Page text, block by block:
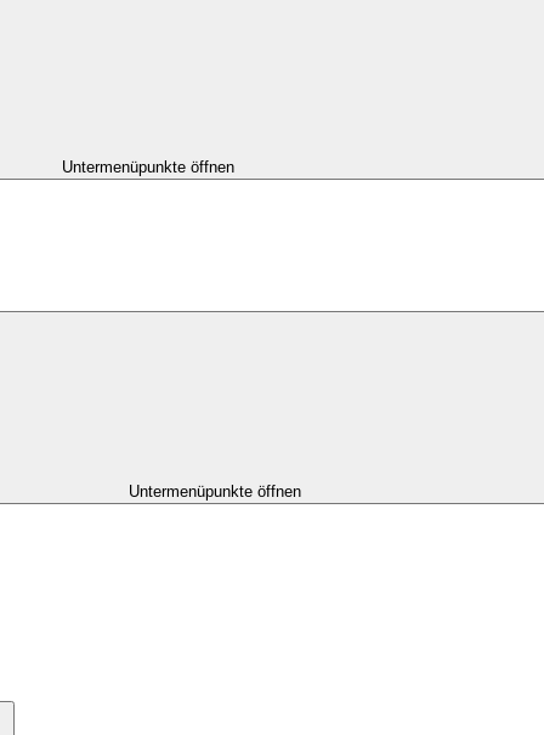
Untermenüpunkte öffnen
Untermenüpunkte öffnen